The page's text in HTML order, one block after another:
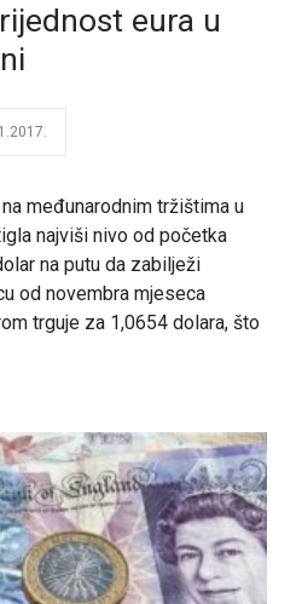
eura u
međunarodnim tržištima u
najviši nivo od početka
na putu da zabilježi
od novembra mjeseca
trguje za 1,0654 dolara, što